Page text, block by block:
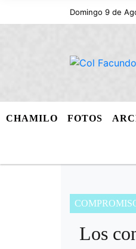
Domingo 9 de
CHAMILO FOTOS
Los